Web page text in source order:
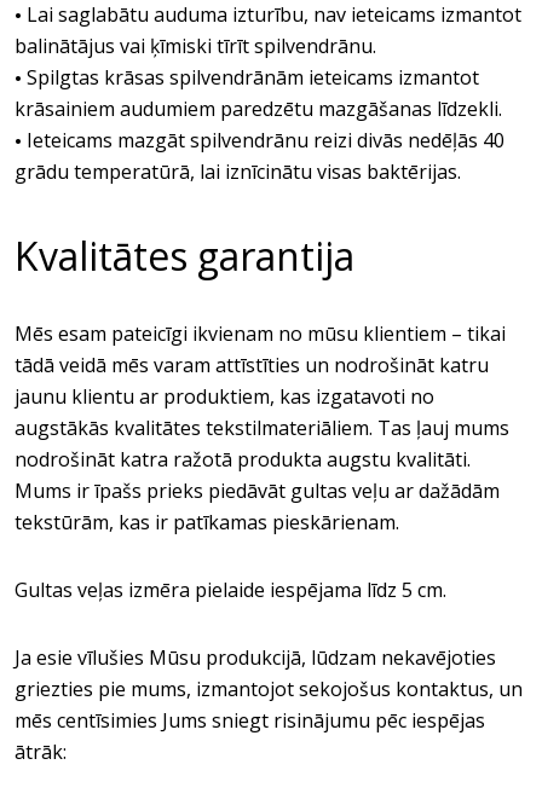
• Lai saglabātu auduma izturību, nav ieteicams izmantot
balinātājus vai ķīmiski tīrīt spilvendrānu.
• Spilgtas krāsas spilvendrānām ieteicams izmantot
krāsainiem audumiem paredzētu mazgāšanas līdzekli.
• Ieteicams mazgāt spilvendrānu reizi divās nedēļās 40
grādu temperatūrā, lai iznīcinātu visas baktērijas.
Kvalitātes garantija
Mēs esam pateicīgi ikvienam no mūsu klientiem – tikai
tādā veidā mēs varam attīstīties un nodrošināt katru
jaunu klientu ar produktiem, kas izgatavoti no
augstākās kvalitātes tekstilmateriāliem. Tas ļauj mums
nodrošināt katra ražotā produkta augstu kvalitāti.
Mums ir īpašs prieks piedāvāt gultas veļu ar dažādām
tekstūrām, kas ir patīkamas pieskārienam.
Gultas veļas izmēra pielaide iespējama līdz 5 cm.
Ja esie vīlušies Mūsu produkcijā, lūdzam nekavējoties
griezties pie mums, izmantojot sekojošus kontaktus, un
mēs centīsimies Jums sniegt risinājumu pēc iespējas
ātrāk: